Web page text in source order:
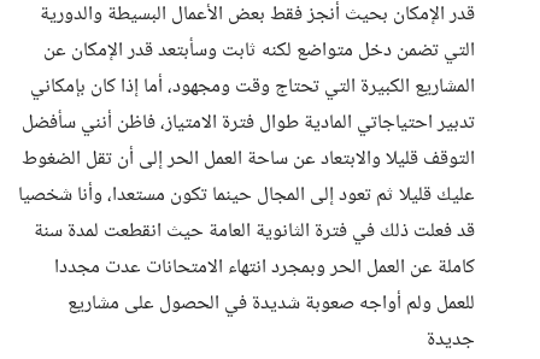
قدر الإمكان بحيث أنجز فقط بعض الأعمال البسيطة والدورية
التي تضمن دخل متواضع لكنه ثابت وسأبتعد قدر الإمكان عن
المشاريع الكبيرة التي تحتاج وقت ومجهود، أما إذا كان بإمكاني
تدبير احتياجاتي المادية طوال فترة الامتياز، فاظن أنني سأفضل
التوقف قليلا والابتعاد عن ساحة العمل الحر إلى أن تقل الضغوط
عليك قليلا ثم تعود إلى المجال حينما تكون مستعدا، وأنا شخصيا
قد فعلت ذلك في فترة الثانوية العامة حيث انقطعت لمدة سنة
كاملة عن العمل الحر وبمجرد انتهاء الامتحانات عدت مجددا
للعمل ولم أواجه صعوبة شديدة في الحصول على مشاريع
جديدة